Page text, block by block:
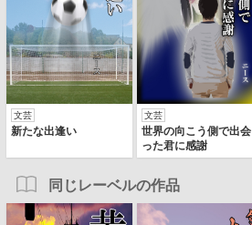
文芸
新たな出逢い
文芸
世界の向こう側で出会
った君に感謝
同じレーベルの作品